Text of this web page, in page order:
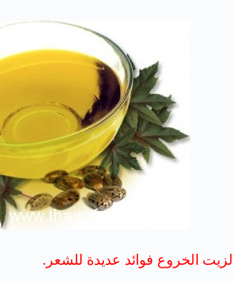
لزيت الخروع فوائد عديدة للشعر.